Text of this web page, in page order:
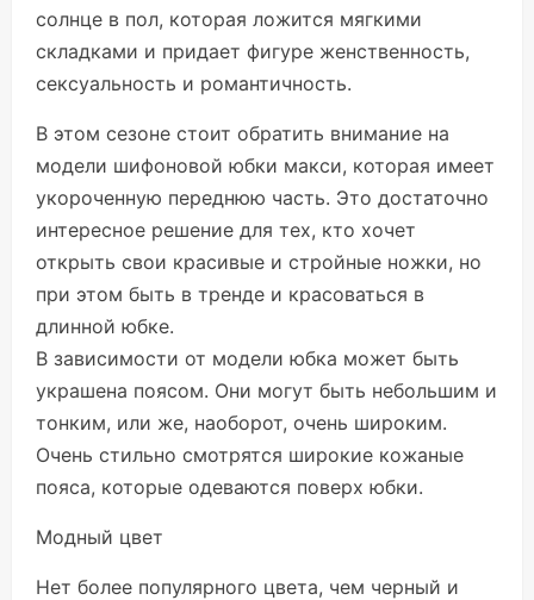
солнце в пол, которая ложится мягкими
складками и придает фигуре женственность,
сексуальность и романтичность.
В этом сезоне стоит обратить внимание на
модели шифоновой юбки макси, которая имеет
укороченную переднюю часть. Это достаточно
интересное решение для тех, кто хочет
открыть свои красивые и стройные ножки, но
при этом быть в тренде и красоваться в
длинной юбке.
В зависимости от модели юбка может быть
украшена поясом. Они могут быть небольшим и
тонким, или же, наоборот, очень широким.
Очень стильно смотрятся широкие кожаные
пояса, которые одеваются поверх юбки.
Модный цвет
Нет более популярного цвета, чем черный и